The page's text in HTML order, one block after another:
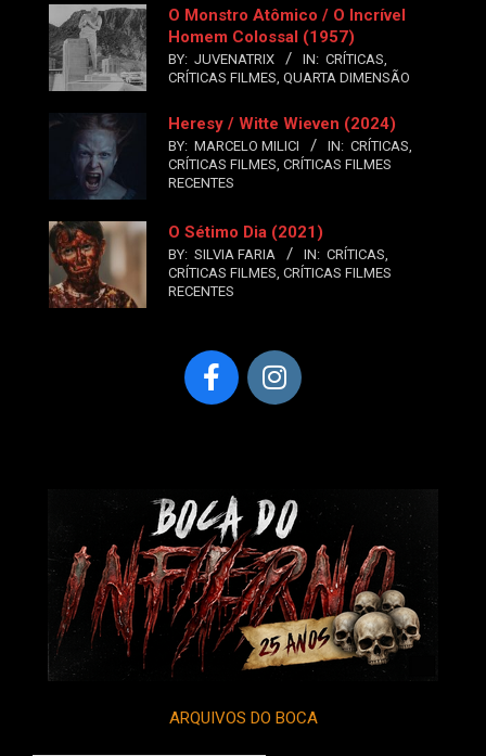
O Monstro Atômico / O Incrível
Homem Colossal (1957)
BY: JUVENATRIX IN: CRÍTICAS,
CRÍTICAS FILMES, QUARTA DIMENSÃO
Heresy / Witte Wieven (2024)
BY: MARCELO MILICI IN: CRÍTICAS,
CRÍTICAS FILMES, CRÍTICAS FILMES
RECENTES
O Sétimo Dia (2021)
BY: SILVIA FARIA IN: CRÍTICAS,
CRÍTICAS FILMES, CRÍTICAS FILMES
RECENTES
ARQUIVOS DO BOCA